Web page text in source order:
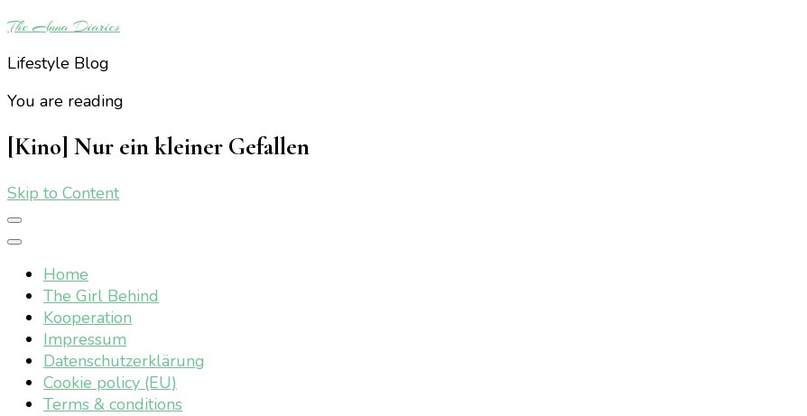
The Anna Diaries
Lifestyle Blog
You are reading
[Kino] Nur ein kleiner Gefallen
Skip to Content
Home
The Girl Behind
Kooperation
Impressum
Datenschutzerklärung
Cookie policy (EU)
Terms & conditions